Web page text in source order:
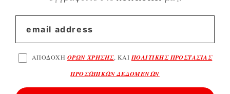
ΑΠΟΔΟΧΗ ΟΡΩΝ ΧΡΗΣΗΣ, ΚΑΙΠΟΛΙΤΙΚΗΣ ΠΡΟΣΤΑΣΙΑΣ
ΠΡΟΣΩΠΙΚΩΝ ΔΕΔΟΜΕΝΩΝ